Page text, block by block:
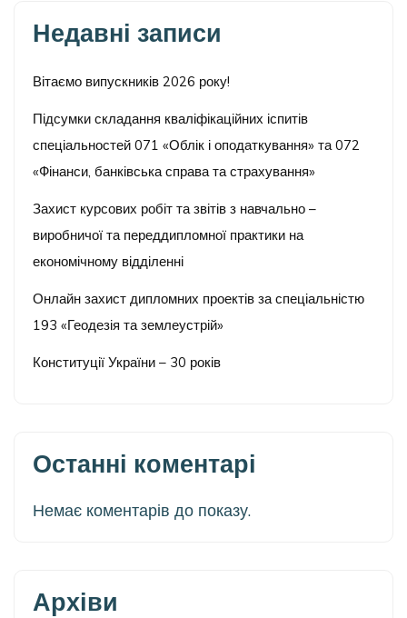
Недавні записи
Вітаємо випускників 2026 року!
Підсумки складання кваліфікаційних іспитів
спеціальностей 071 «Облік і оподаткування» та 072
«Фінанси, банківська справа та страхування»
Захист курсових робіт та звітів з навчально –
виробничої та переддипломної практики на
економічному відділенні
Онлайн захист дипломних проектів за спеціальністю
193 «Геодезія та землеустрій»
Конституції України – 30 років
Останні коментарі
Немає коментарів до показу.
Архіви